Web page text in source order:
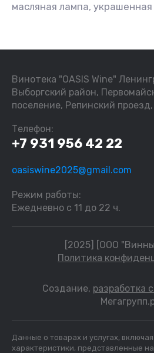
масляная лампа,
Винотека "OASIS Wine"
Выборгский район,
поселение, Репинский
Телефон:
+7 931 956 42 22
oasiswine2025@gmail.com
Режим работы:
Ежедневно с 11 до 22 ч.
[2025] [ООО
Политика
Создание, разработка
Данные о товарах и услугах,
характеристики, представленные